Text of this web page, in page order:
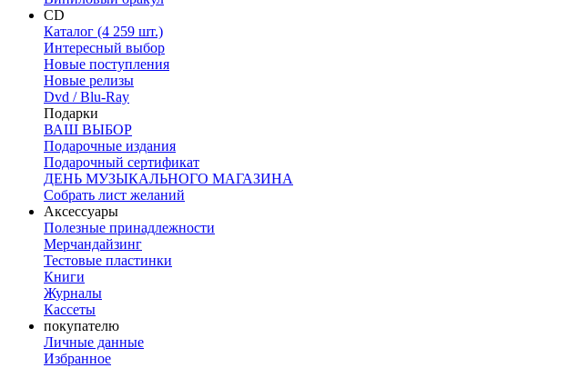
CD
Каталог (4 259 шт.)
Интересный выбор
Новые поступления
Новые релизы
Dvd / Blu-Ray
Подарки
ВАШ ВЫБОР
Подарочные издания
Подарочный сертификат
ДЕНЬ МУЗЫКАЛЬНОГО МАГАЗИНА
Собрать лист желаний
Аксессуары
Полезные принадлежности
Мерчандайзинг
Тестовые пластинки
Книги
Журналы
Кассеты
покупателю
Личные данные
Избранное